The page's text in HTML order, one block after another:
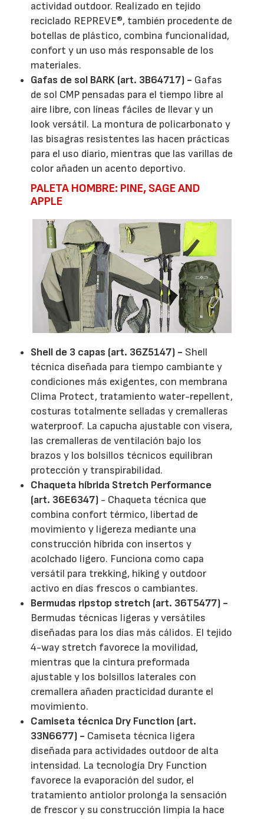
actividad outdoor. Realizado en tejido
reciclado REPREVE®, también procedente de
botellas de plástico, combina funcionalidad,
confort y un uso más responsable de los
materiales.
Gafas de sol BARK (art. 3B64717) - Gafas
de sol CMP pensadas para el tiempo libre al
aire libre, con líneas fáciles de llevar y un
look versátil. La montura de policarbonato y
las bisagras resistentes las hacen prácticas
para el uso diario, mientras que las varillas de
color añaden un acento deportivo.
PALETA HOMBRE: PINE, SAGE AND
APPLE
Shell de 3 capas (art. 36Z5147) - Shell
técnica diseñada para tiempo cambiante y
condiciones más exigentes, con membrana
Clima Protect, tratamiento water-repellent,
costuras totalmente selladas y cremalleras
waterproof. La capucha ajustable con visera,
las cremalleras de ventilación bajo los
brazos y los bolsillos técnicos equilibran
protección y transpirabilidad.
Chaqueta híbrida Stretch Performance
(art. 36E6347) - Chaqueta técnica que
combina confort térmico, libertad de
movimiento y ligereza mediante una
construcción híbrida con insertos y
acolchado ligero. Funciona como capa
versátil para trekking, hiking y outdoor
activo en días frescos o cambiantes.
Bermudas ripstop stretch (art. 36T5477) -
Bermudas técnicas ligeras y versátiles
diseñadas para los días más cálidos. El tejido
4-way stretch favorece la movilidad,
mientras que la cintura preformada
ajustable y los bolsillos laterales con
cremallera añaden practicidad durante el
movimiento.
Camiseta técnica Dry Function (art.
33N6677) - Camiseta técnica ligera
diseñada para actividades outdoor de alta
intensidad. La tecnología Dry Function
favorece la evaporación del sudor, el
tratamiento antiolor prolonga la sensación
de frescor y su construcción limpia la hace